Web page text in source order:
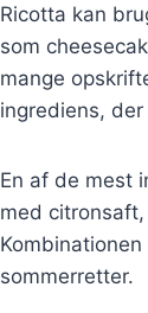
Ricotta kan
som
mange
ingrediens,
En af de mest
med
sommerretter.